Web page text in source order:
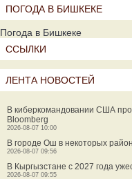
ПОГОДА В БИШКЕКЕ
Погода в Бишкеке
ССЫЛКИ
ЛЕНТА НОВОСТЕЙ
В киберкомандовании США
Bloomberg
2026-08-07 10:00
В городе Ош в некоторых
2026-08-07 09:56
В Кыргызстане с 2027 года
2026-08-07 09:55